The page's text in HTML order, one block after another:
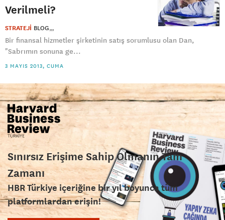
Verilmeli?
STRATEJİ BLOG
Bir finansal hizmetler şirketinin satış sorumlusu olan Dan,
"Sabrımın sonuna ge...
3 MAYIS 2013, CUMA
Sınırsız Erişime Sahip Olmanın Tam
Zamanı
HBR Türkiye içeriğine bir yıl boyunca tüm
platformlardan erişin!